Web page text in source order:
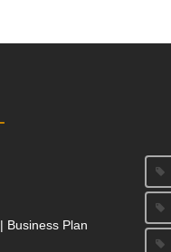
Business Plan